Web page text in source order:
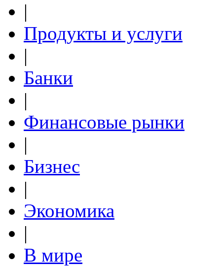
|
Продукты и услуги
|
Банки
|
Финансовые рынки
|
Бизнес
|
Экономика
|
В мире